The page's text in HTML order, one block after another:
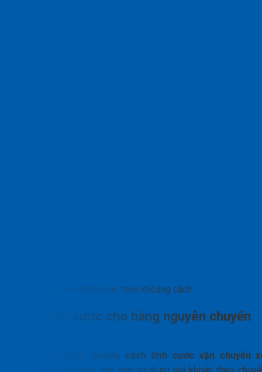
Công thức tính cước theo khoảng cách
Cách tính cước cho hàng nguyên chuyến
Với hàng nguyên chuyến, cách tính cước vận chuyển